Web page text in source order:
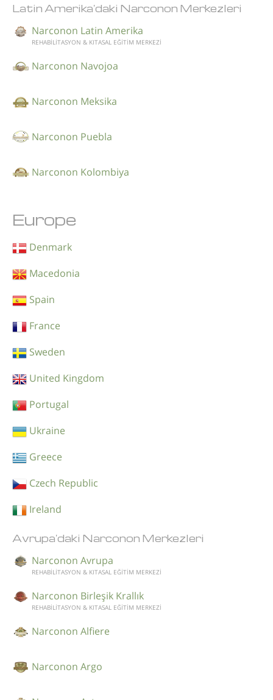
Latin Amerika'daki Narconon Merkezleri
Narconon Latin Amerika
REHABİLİTASYON & KITASAL EĞİTİM MERKEZİ
Narconon Navojoa
Narconon Meksika
Narconon Puebla
Narconon Kolombiya
Europe
Denmark
Macedonia
Spain
France
Sweden
United Kingdom
Portugal
Ukraine
Greece
Czech Republic
Ireland
Avrupa'daki Narconon Merkezleri
Narconon Avrupa
REHABİLİTASYON & KITASAL EĞİTİM MERKEZİ
Narconon Birleşik Krallık
REHABİLİTASYON & KITASAL EĞİTİM MERKEZİ
Narconon Alfiere
Narconon Argo